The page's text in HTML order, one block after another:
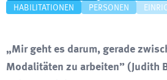
HABILITATIONEN
PERSONEN
„Mir geht es darum, gerade
Modalitäten zu arbeiten” (Judith